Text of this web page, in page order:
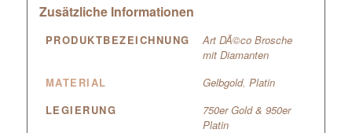
Zusätzliche Informationen
PRODUKTBEZEICHNUNG
Art DÃ©co Brosche
mit Diamanten
MATERIAL
Gelbgold, Platin
LEGIERUNG
750er Gold & 950er
Platin